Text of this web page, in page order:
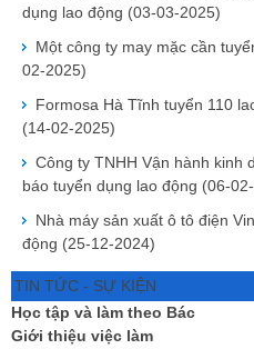
dụng lao động (03-03-2025)
Một công ty may mặc cần
02-2025)
Formosa Hà Tĩnh tuyển 110
(14-02-2025)
Công ty TNHH Vận hành kinh
báo tuyển dụng lao động (06-
Nhà máy sản xuất ô tô điện
động (25-12-2024)
TIN TỨC - SỰ KIỆN
Học tập và làm theo Bác
Giới thiệu việc làm